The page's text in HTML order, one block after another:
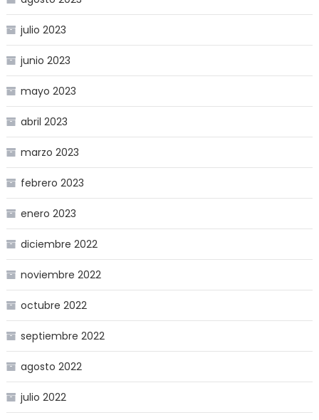
julio 2023
junio 2023
mayo 2023
abril 2023
marzo 2023
febrero 2023
enero 2023
diciembre 2022
noviembre 2022
octubre 2022
septiembre 2022
agosto 2022
julio 2022